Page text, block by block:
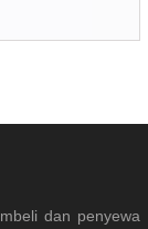
dan penyewa